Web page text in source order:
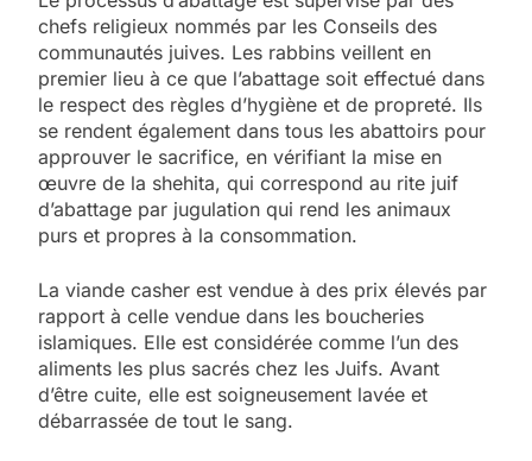
chefs religieux nommés par les Conseils des
communautés juives. Les rabbins veillent en
premier lieu à ce que l’abattage soit effectué dans
le respect des règles d’hygiène et de propreté. Ils
se rendent également dans tous les abattoirs pour
approuver le sacrifice, en vérifiant la mise en
œuvre de la shehita, qui correspond au rite juif
d’abattage par jugulation qui rend les animaux
purs et propres à la consommation.
La viande casher est vendue à des prix élevés par
rapport à celle vendue dans les boucheries
islamiques. Elle est considérée comme l’un des
aliments les plus sacrés chez les Juifs. Avant
d’être cuite, elle est soigneusement lavée et
débarrassée de tout le sang.